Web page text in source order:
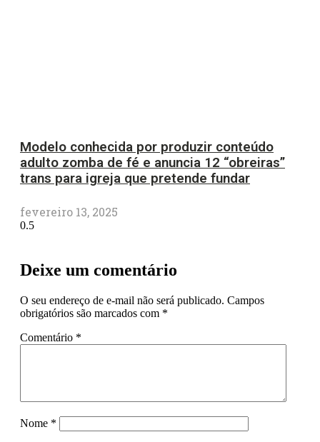
Modelo conhecida por produzir conteúdo
adulto zomba de fé e anuncia 12 “obreiras”
trans para igreja que pretende fundar
fevereiro 13, 2025
Deixe um comentário
O seu endereço de e-mail não será publicado. Campos
obrigatórios são marcados com *
Comentário *
Nome *